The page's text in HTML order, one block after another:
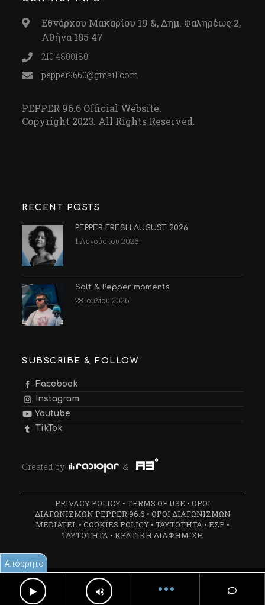
Εθνάρχου Μακαρίου 19 &, Δημ. Φαληρέως 2,
Αθήνα 185 47
210 4800180
pepper9660@gmail.com
PEPPER 96.6 Official Website.
Copyright 2023. All Rights Reserved.
Απόρρητο
RECENT POSTS
PEPPER FRESH AUGUST 2026
1 Αυγούστου 2026
Salt & Pepper moments
28 Ιουλίου 2026
SUBSCRIBE & FOLLOW
Facebook
Instagram
Youtube
TikTok
Created by &
PRIVACY POLICY• TERMS OF USE • ΟΡΟΙ
ΔΙΑΓΩΝΙΣΜΩΝ PEPPER 96.6 • ΟΡΟΙ ΔΙΑΓΩΝΙΣΜΩΝ
MEDIATEL • COOKIES POLICY • ΤΑΥΤΟΤΗΤΑ • ΕΣΡ •
ΤΑΥΤΟΤΗΤΑ • ΚΡΑΤΙΚΗ ΔΙΑΦΗΜΙΣΗ
Created by &A3
•••